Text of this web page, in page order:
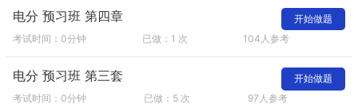
电分 预习班 第四章
考试时间：0分钟 已做：1 次 104人参考
开始做题
电分 预习班 第三套
考试时间：0分钟 已做：5 次 97人参考
开始做题